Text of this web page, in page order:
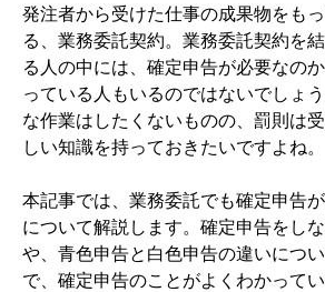
発注者から受けた仕事の成果物をも
る、業務委託契約。業務委託契約を
る人の中には、確定申告が必要なの
っている人もいるのではないでしょ
な作業はしたくないものの、罰則は
しい知識を持っておきたいですよね。
本記事では、業務委託でも確定申告
について解説します。確定申告をし
や、青色申告と白色申告の違いにつ
で、確定申告のことがよくわかって